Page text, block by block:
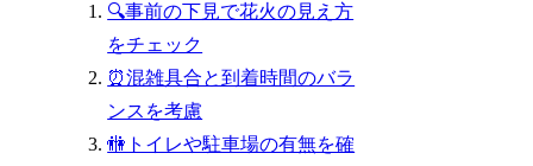
🔍事前の下見で花火の見え方
をチェック
⏰混雑具合と到着時間のバラ
ンスを考慮
🚻トイレや駐車場の有無を確